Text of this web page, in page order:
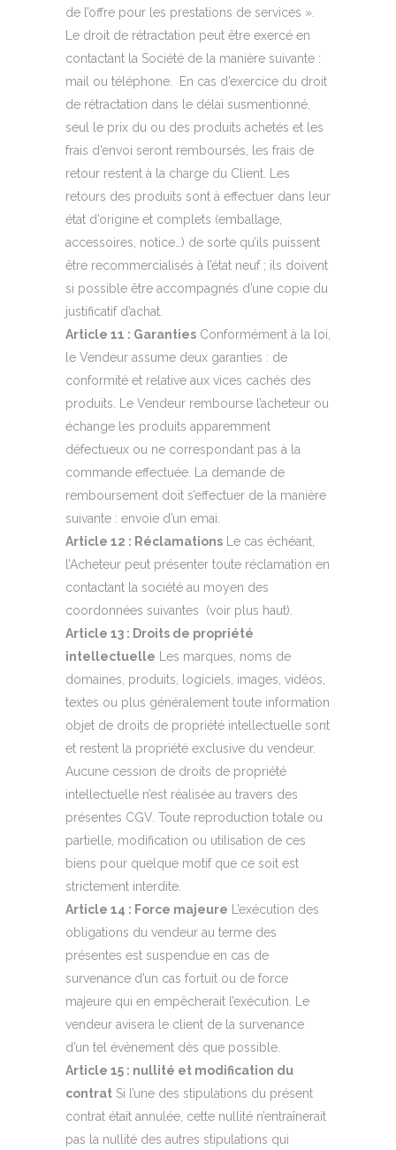
de l’offre pour les prestations de services ».
Le droit de rétractation peut être exercé en
contactant la Société de la manière suivante :
mail ou téléphone. En cas d’exercice du droit
de rétractation dans le délai susmentionné,
seul le prix du ou des produits achetés et les
frais d’envoi seront remboursés, les frais de
retour restent à la charge du Client. Les
retours des produits sont à effectuer dans leur
état d’origine et complets (emballage,
accessoires, notice…) de sorte qu’ils puissent
être recommercialisés à l’état neuf ; ils doivent
si possible être accompagnés d’une copie du
justificatif d’achat.
Article 11 : Garanties Conformément à la loi,
le Vendeur assume deux garanties : de
conformité et relative aux vices cachés des
produits. Le Vendeur rembourse l’acheteur ou
échange les produits apparemment
défectueux ou ne correspondant pas à la
commande effectuée. La demande de
remboursement doit s’effectuer de la manière
suivante : envoie d’un emai.
Article 12 : Réclamations Le cas échéant,
l’Acheteur peut présenter toute réclamation en
contactant la société au moyen des
coordonnées suivantes (voir plus haut).
Article 13 : Droits de propriété
intellectuelle Les marques, noms de
domaines, produits, logiciels, images, vidéos,
textes ou plus généralement toute information
objet de droits de propriété intellectuelle sont
et restent la propriété exclusive du vendeur.
Aucune cession de droits de propriété
intellectuelle n’est réalisée au travers des
présentes CGV. Toute reproduction totale ou
partielle, modification ou utilisation de ces
biens pour quelque motif que ce soit est
strictement interdite.
Article 14 : Force majeure L’exécution des
obligations du vendeur au terme des
présentes est suspendue en cas de
survenance d’un cas fortuit ou de force
majeure qui en empêcherait l’exécution. Le
vendeur avisera le client de la survenance
d’un tel évènement dès que possible.
Article 15 : nullité et modification du
contrat Si l’une des stipulations du présent
contrat était annulée, cette nullité n’entraînerait
pas la nullité des autres stipulations qui